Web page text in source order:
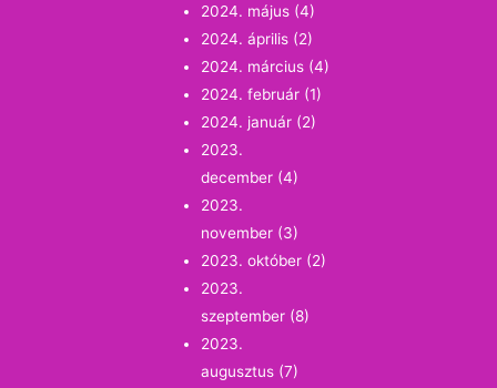
2024. május (4)
2024. április (2)
2024. március (4)
2024. február (1)
2024. január (2)
2023.
december (4)
2023.
november (3)
2023. október (2)
2023.
szeptember (8)
2023.
augusztus (7)